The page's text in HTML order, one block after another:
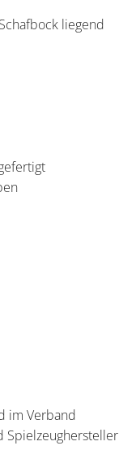
liegend
im Verband
Spielzeughersteller